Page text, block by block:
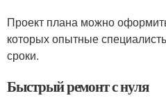
Проект плана можно
которых опытные
сроки.
Быстрый ремонт с нуля